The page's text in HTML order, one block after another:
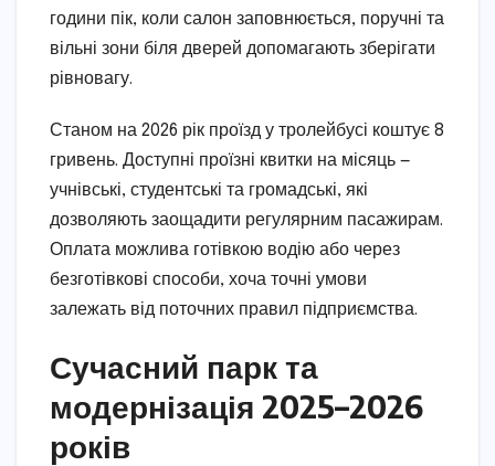
години пік, коли салон заповнюється, поручні та
вільні зони біля дверей допомагають зберігати
рівновагу.
Станом на 2026 рік проїзд у тролейбусі коштує 8
гривень. Доступні проїзні квитки на місяць —
учнівські, студентські та громадські, які
дозволяють заощадити регулярним пасажирам.
Оплата можлива готівкою водію або через
безготівкові способи, хоча точні умови
залежать від поточних правил підприємства.
Сучасний парк та
модернізація 2025–2026
років